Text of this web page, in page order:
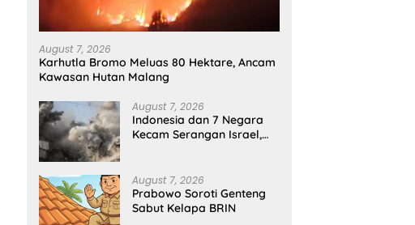
August 7, 2026
Karhutla Bromo Meluas 80 Hektare, Ancam
Kawasan Hutan Malang
August 7, 2026
Indonesia dan 7 Negara
Kecam Serangan Israel,
August 7, 2026
Prabowo Soroti Genteng
Sabut Kelapa BRIN